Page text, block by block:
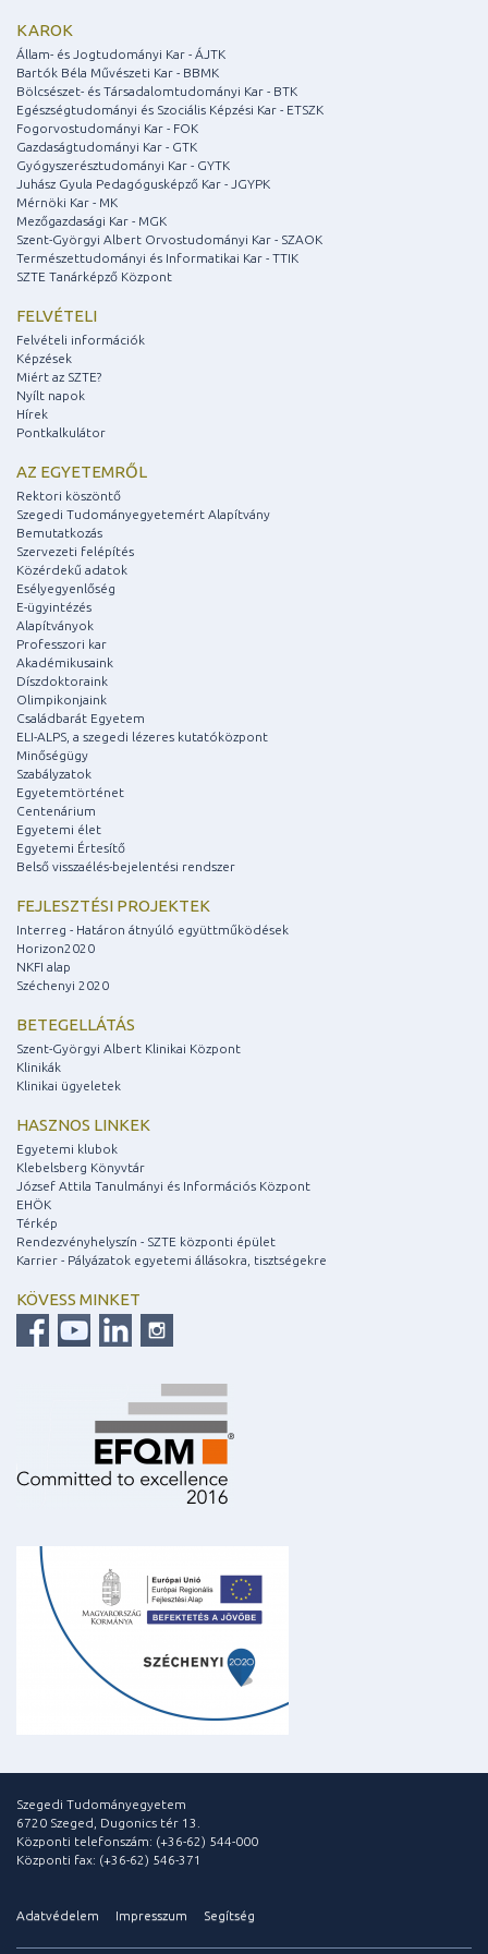
KAROK
Állam- és Jogtudományi Kar - ÁJTK
Bartók Béla Művészeti Kar - BBMK
Bölcsészet- és Társadalomtudományi Kar - BTK
Egészségtudományi és Szociális Képzési Kar - ETSZK
Fogorvostudományi Kar - FOK
Gazdaságtudományi Kar - GTK
Gyógyszerésztudományi Kar - GYTK
Juhász Gyula Pedagógusképző Kar - JGYPK
Mérnöki Kar - MK
Mezőgazdasági Kar - MGK
Szent-Györgyi Albert Orvostudományi Kar - SZAOK
Természettudományi és Informatikai Kar - TTIK
SZTE Tanárképző Központ
FELVÉTELI
Felvételi információk
Képzések
Miért az SZTE?
Nyílt napok
Hírek
Pontkalkulátor
AZ EGYETEMRŐL
Rektori köszöntő
Szegedi Tudományegyetemért Alapítvány
Bemutatkozás
Szervezeti felépítés
Közérdekű adatok
Esélyegyenlőség
E-ügyintézés
Alapítványok
Professzori kar
Akadémikusaink
Díszdoktoraink
Olimpikonjaink
Családbarát Egyetem
ELI-ALPS, a szegedi lézeres kutatóközpont
Minőségügy
Szabályzatok
Egyetemtörténet
Centenárium
Egyetemi élet
Egyetemi Értesítő
Belső visszaélés-bejelentési rendszer
FEJLESZTÉSI PROJEKTEK
Interreg - Határon átnyúló együttműködések
Horizon2020
NKFI alap
Széchenyi 2020
BETEGELLÁTÁS
Szent-Györgyi Albert Klinikai Központ
Klinikák
Klinikai ügyeletek
HASZNOS LINKEK
Egyetemi klubok
Klebelsberg Könyvtár
József Attila Tanulmányi és Információs Központ
EHÖK
Térkép
Rendezvényhelyszín - SZTE központi épület
Karrier - Pályázatok egyetemi állásokra, tisztségekre
KÖVESS MINKET
Szegedi Tudományegyetem
6720 Szeged, Dugonics tér 13.
Központi telefonszám: (+36-62) 544-000
Központi fax: (+36-62) 546-371
Adatvédelem Impresszum Segítség